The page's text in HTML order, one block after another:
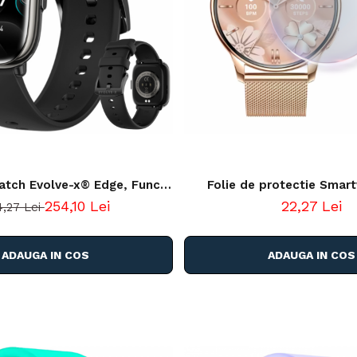
Evolve-x® Edge, Functii
AMOLED 1.75 inch,
Puls si Tensiune Arteriala,
si mesaje bluetooth, IP68,
B
Lei254,10 Lei
ADAUGA IN COS
Folie de protectie
silicon, pentru display cu
38 mm
22,27 Lei
ADAUGA IN COS